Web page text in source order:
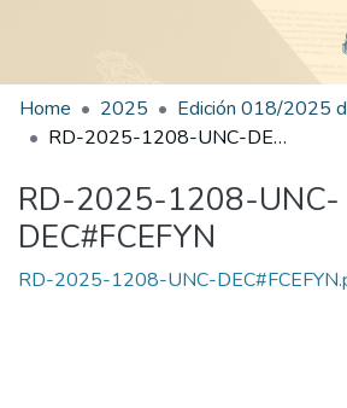
Home 2025
RD-2025-1208-UNC-DEC#FCEFYN
RD-2025-1208-UNC-
DEC#FCEFYN
RD-2025-1208-UNC-